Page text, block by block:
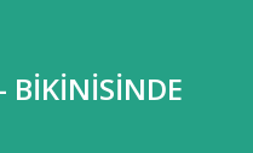
BİKİNİSİNDE